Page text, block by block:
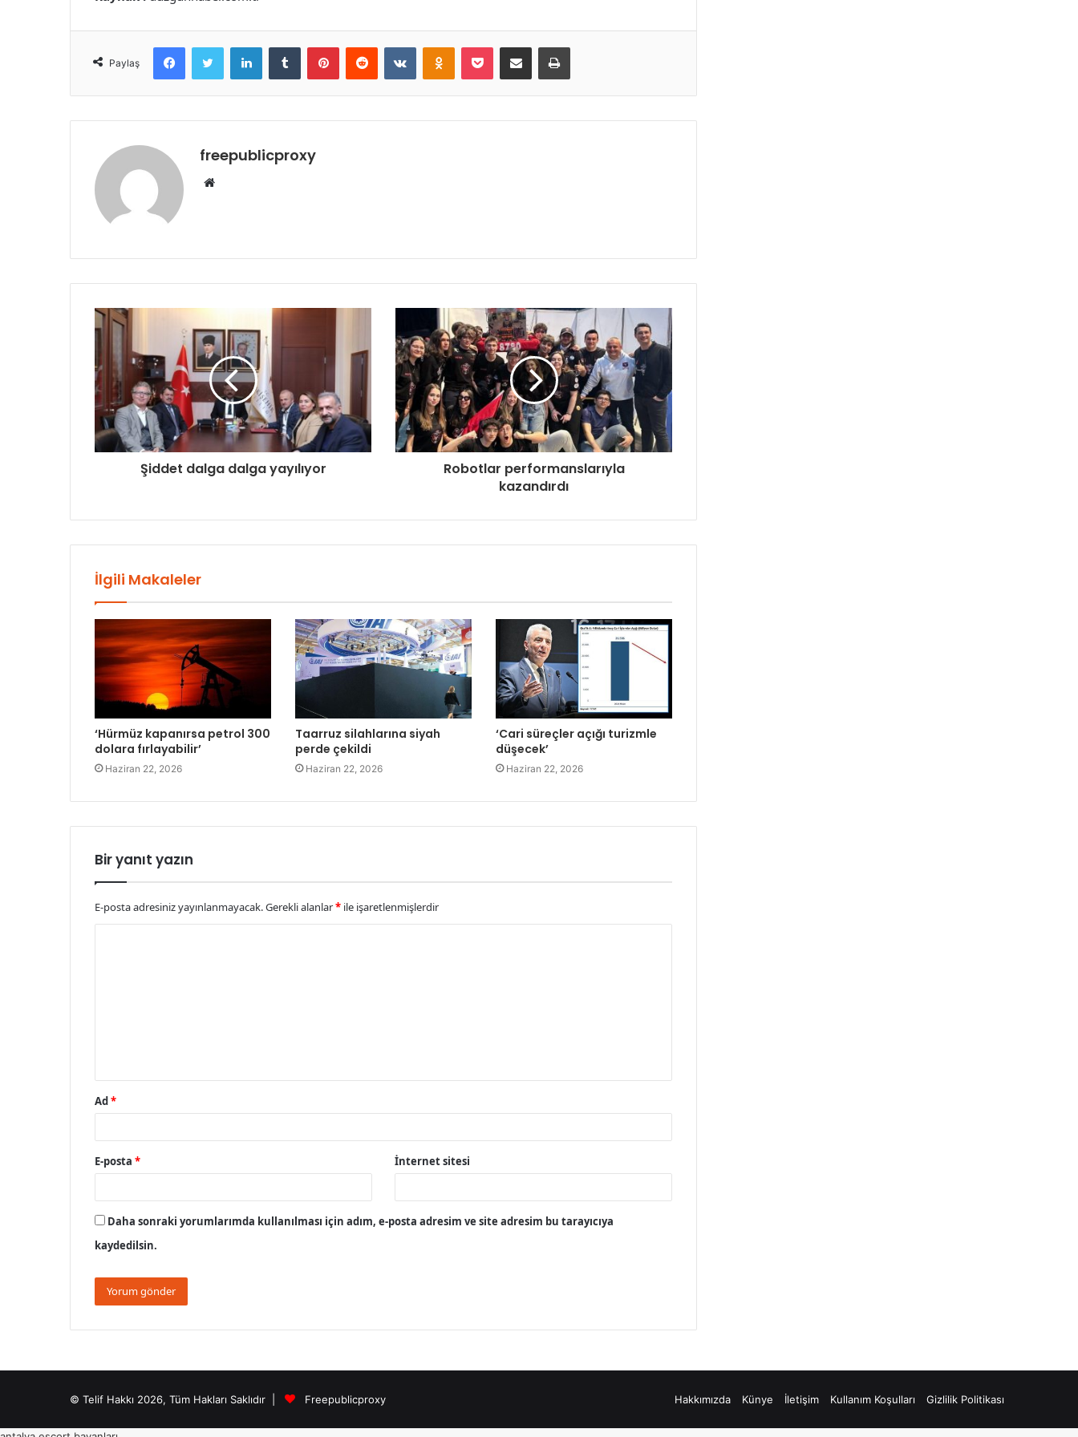
Paylaş
FacebookTwitter LinkedInTumblr PinterestReddit VKontakteOdnoklassniki
Pocket E-Posta ile paylaş Yazdır
freepublicproxy
Web
Şiddet dalga dalga yayılıyor
Robotlar performanslarıyla
kazandırdı
İlgili Makaleler
‘Hürmüz kapanırsa petrol 300
dolara fırlayabilir’
Haziran 22, 2026
Taarruz silahlarına siyah
perde çekildi
Haziran 22, 2026
‘Cari süreçler açığı turizmle
düşecek’
Haziran 22, 2026
Bir yanıt yazın
E-posta adresiniz yayınlanmayacak.Gerekli alanlar* ile işaretlenmişlerdir
Ad*
E-posta * İnternet sitesi
Daha sonraki yorumlarımda kullanılması için adım, e-posta adresim ve site adresim bu tarayıcıya
kaydedilsin.
© Telif Hakkı 2026, Tüm Hakları Saklıdır | Freepublicproxy Hakkımızda Künye İletişim Kullanım Koşulları Gizlilik Politikası